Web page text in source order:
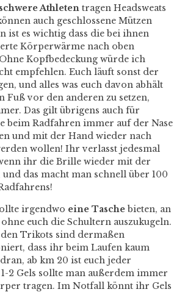
Athleten tragen Headsweats
auch geschlossene Mützen
ist es wichtig dass die bei ihnen
Körperwärme nach oben
Kopfbedeckung würde ich
empfehlen. Euch läuft sonst der
und alles was euch davon abhält
Fuß vor den anderen zu setzen,
Das gilt übrigens auch für
beim Radfahren immer auf der Nase
und mit der Hand wieder nach
wollen! Ihr verlasst jedesmal
ihr die Brille wieder mit der
das macht man schnell über 100
irgendwo eine Taschebieten, an
euch die Schultern auszukugeln.
Trikots sind dermaßen
dass ihr beim Laufen kaum
ab km 20 ist euch jeder
2 Gels sollte man außerdem immer
tragen. Im Notfall könnt ihr Gels